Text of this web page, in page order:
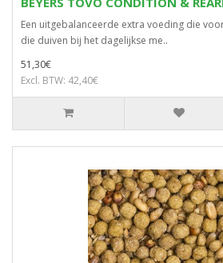
Een uitgebalanceerde extra voeding die
die duiven bij het dagelijkse me..
51,30€
Excl. BTW: 42,40€